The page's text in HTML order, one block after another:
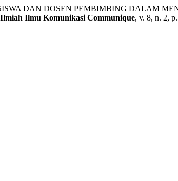
DAN DOSEN PEMBIMBING DALAM
Ilmu Komunikasi Communique, v. 8, n. 2,